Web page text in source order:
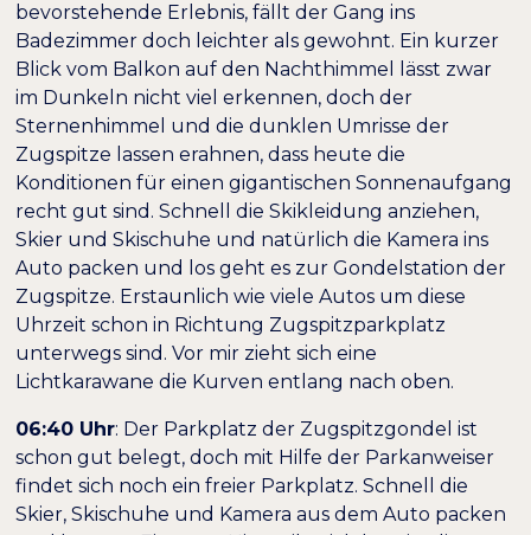
bevorstehende Erlebnis, fällt der Gang ins
Badezimmer doch leichter als gewohnt. Ein kurzer
Blick vom Balkon auf den Nachthimmel lässt zwar
im Dunkeln nicht viel erkennen, doch der
Sternenhimmel und die dunklen Umrisse der
Zugspitze lassen erahnen, dass heute die
Konditionen für einen gigantischen Sonnenaufgang
recht gut sind. Schnell die Skikleidung anziehen,
Skier und Skischuhe und natürlich die Kamera ins
Auto packen und los geht es zur Gondelstation der
Zugspitze. Erstaunlich wie viele Autos um diese
Uhrzeit schon in Richtung Zugspitzparkplatz
unterwegs sind. Vor mir zieht sich eine
Lichtkarawane die Kurven entlang nach oben.
06:40 Uhr: Der Parkplatz der Zugspitzgondel ist
schon gut belegt, doch mit Hilfe der Parkanweiser
findet sich noch ein freier Parkplatz. Schnell die
Skier, Skischuhe und Kamera aus dem Auto packen